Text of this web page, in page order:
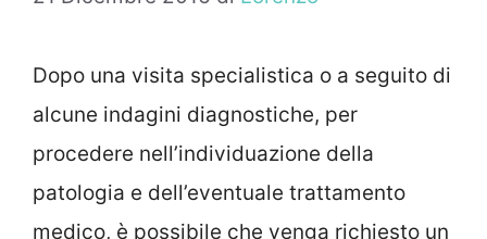
Dopo una visita specialistica o a seguito di
alcune indagini diagnostiche, per
procedere nell’individuazione della
patologia e dell’eventuale trattamento
medico, è possibile che venga richiesto un